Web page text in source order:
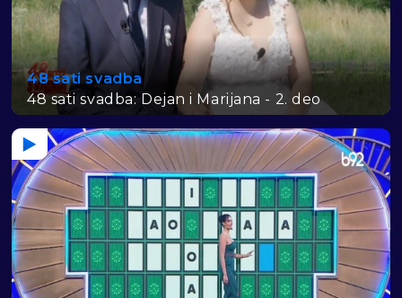
48 sati svadba
48 sati svadba: Dejan i Marijana - 2. deo